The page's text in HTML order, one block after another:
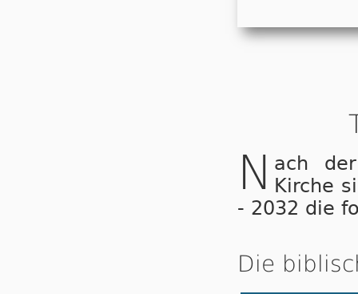
N ach
Kirche
- 2032 die
Die